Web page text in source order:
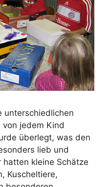
unterschiedlichen
jedem Kind
überlegt, was den
lieb und
kleine Schätze
Kuscheltiere,